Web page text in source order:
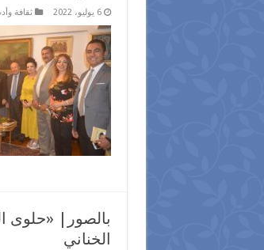
6 يوليو، 2022 ثقافة
بالصور| «حلوى
الخناني